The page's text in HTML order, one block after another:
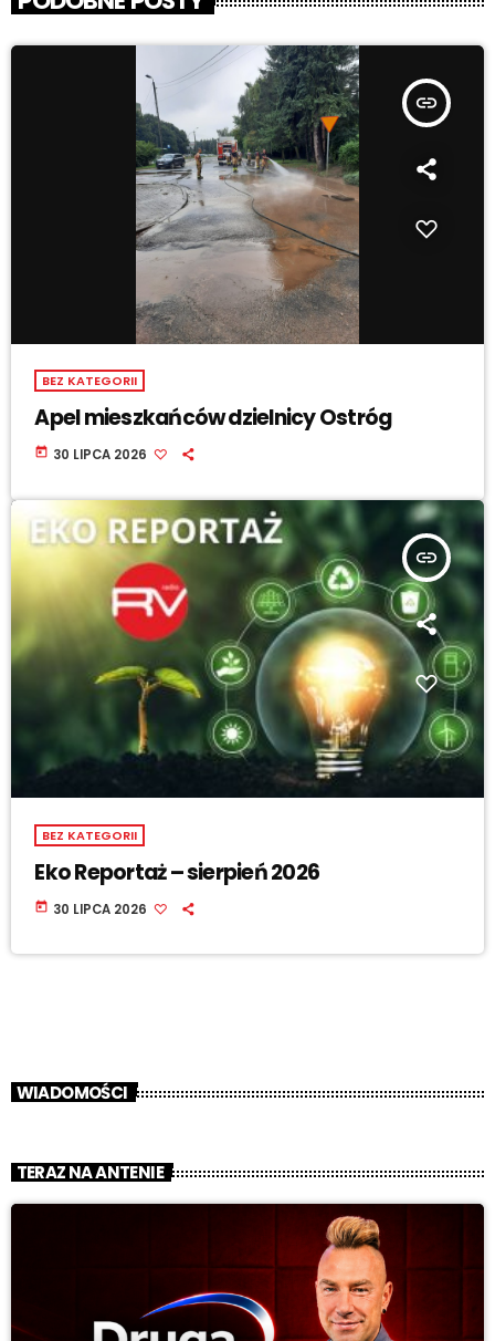
insert_link
BEZ KATEGORII
Apel mieszkańców dzielnicy Ostróg
today 30 LIPCA 2026
insert_link
BEZ KATEGORII
Eko Reportaż – sierpień 2026
today 30 LIPCA 2026
WIADOMOŚCI
TERAZ NA ANTENIE